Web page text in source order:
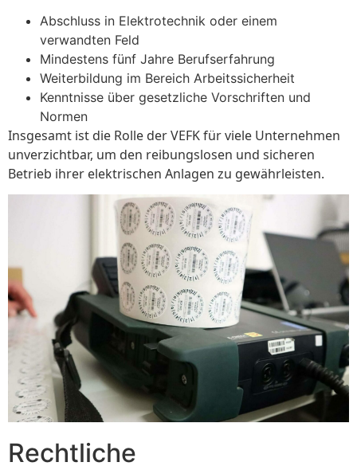
Abschluss in Elektrotechnik oder einem
verwandten Feld
Mindestens fünf Jahre Berufserfahrung
Weiterbildung im Bereich Arbeitssicherheit
Kenntnisse über gesetzliche Vorschriften und
Normen
Insgesamt ist die Rolle der VEFK für viele Unternehmen
unverzichtbar, um den reibungslosen und sicheren
Betrieb ihrer elektrischen Anlagen zu gewährleisten.
Rechtliche